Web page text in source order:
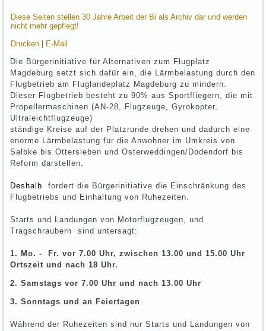
Diese Seiten stellen 30 Jahre Arbeit der Bi als Archiv dar und werden
nicht mehr gepflegt!
Drucken
E-Mail
Die Bürgerinitiative für Alternativen zum Flugplatz
Magdeburg setzt sich dafür ein, die Lärmbelastung durch den
Flugbetrieb am Fluglandeplatz Magdeburg zu mindern.
Dieser Flugbetrieb besteht zu 90% aus Sportfliegern, die mit
Propellermaschinen (AN-28, Flugzeuge, Gyrokopter,
Ultraleichtflugzeuge)
ständige Kreise auf der Platzrunde drehen und dadurch eine
enorme Lärmbelastung für die Anwohner im Umkreis von
Salbke bis Ottersleben und Osterweddingen/Dodendorf bis
Reform darstellen.
Deshalb
fordert die Bürgerinitiative die Einschränkung des
Flugbetriebs und Einhaltung von Ruhezeiten.
Starts und Landungen von Motorflugzeugen, und
Tragschraubern sind untersagt:
1. Mo. - Fr. vor 7.00 Uhr, zwischen 13.00 und 15.00 Uhr
Ortszeit und nach 18 Uhr.
2. Samstags vor 7.00 Uhr und nach 13.00 Uhr
3. Sonntags und an Feiertagen
Während der Ruhezeiten sind nur Starts und Landungen von